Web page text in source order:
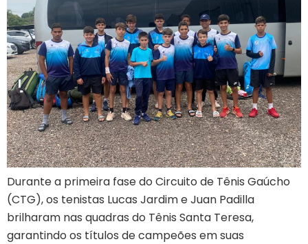
Durante a primeira fase do Circuito de Tênis Gaúcho
(CTG), os tenistas Lucas Jardim e Juan Padilla
brilharam nas quadras do Tênis Santa Teresa,
garantindo os títulos de campeões em suas